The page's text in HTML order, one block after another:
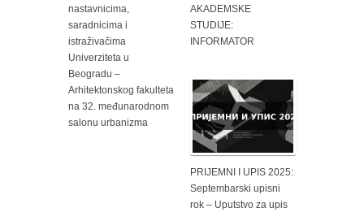
nastavnicima,
saradnicima i
istraživačima
Univerziteta u
Beogradu –
Arhitektonskog fakulteta
na 32. međunarodnom
salonu urbanizma
AKADEMSKE
STUDIJE:
INFORMATOR
PRIJEMNI I UPIS 2025:
Septembarski upisni
rok – Uputstvo za upis